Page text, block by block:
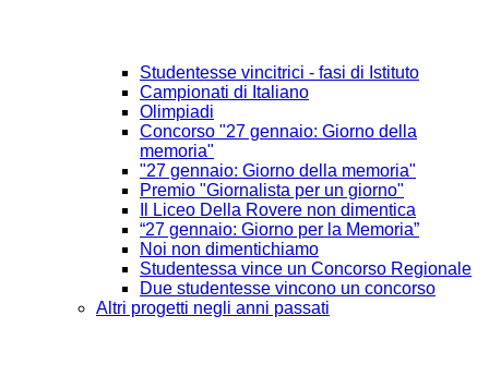
Studentesse vincitrici - fasi di Istituto
Campionati di Italiano
Olimpiadi
Concorso "27 gennaio: Giorno della
memoria"
"27 gennaio: Giorno della memoria"
Premio "Giornalista per un giorno"
Il Liceo Della Rovere non dimentica
“27 gennaio: Giorno per la Memoria”
Noi non dimentichiamo
Studentessa vince un Concorso Regionale
Due studentesse vincono un concorso
Altri progetti negli anni passati